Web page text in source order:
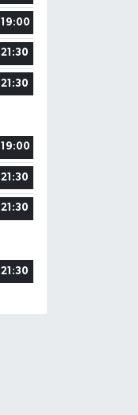
19:00
21:30
21:30
19:00
21:30
21:30
21:30